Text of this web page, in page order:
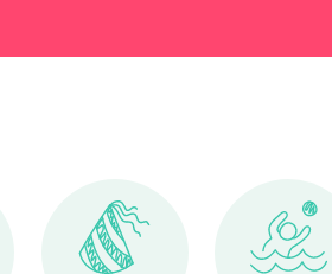
Uit eten Ga naar Feestjes Ga